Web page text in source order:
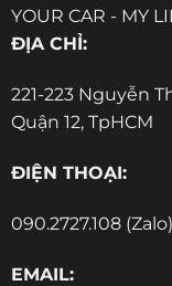
YOUR CAR - MY
ĐỊA CHỈ:
221-223 Nguyễn
Quận 12, TpHCM
ĐIỆN THOẠI:
090.2727.108 (Zalo)
EMAIL: